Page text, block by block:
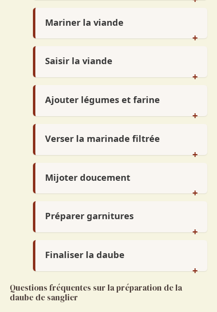
Mariner la viande
+
Laisser mariner la viande 24h à 48h en
Saisir la viande
+
Saisir la viande et les lardons dans une
Ajouter légumes et farine
+
Verser la marinade filtrée
+
Mijoter doucement
+
Cuire à feu doux pendant 4h30 à 5h en
Préparer garnitures
+
Glacer oignons et sauter champignons
Finaliser la daube
+
Incorporer garnitures, rectifier
Questions fréquentes sur la préparation de la
daube de sanglier